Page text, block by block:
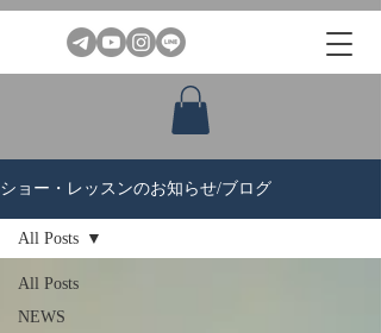
ショー・レッスンのお知らせ/ブログ
All Posts
NEWS
All Posts